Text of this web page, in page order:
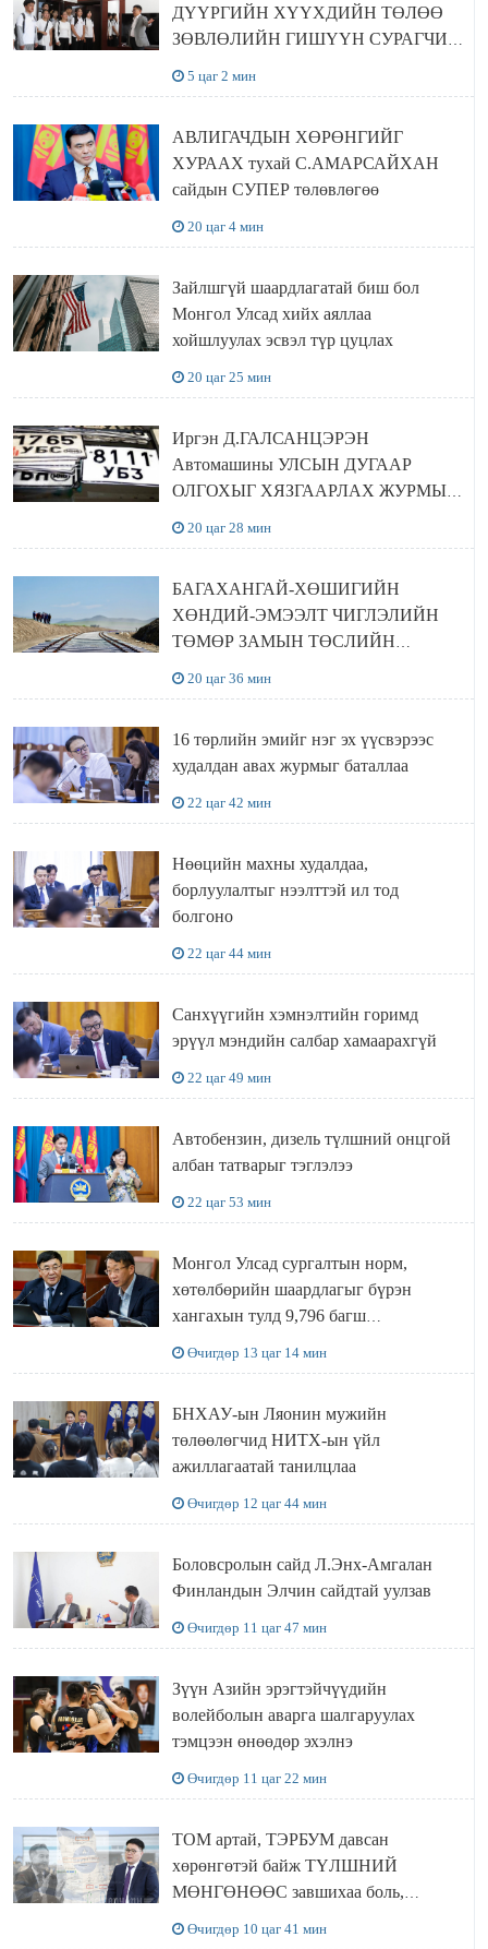
ДҮҮРГИЙН ХҮҮХДИЙН ТӨЛӨӨ
ЗӨВЛӨЛИЙН ГИШҮҮН СУРАГЧИД
5 цаг 2 мин
АВЛИГАЧДЫН ХӨРӨНГИЙГ
ХУРААХ тухай С.АМАРСАЙХАН
сайдын СУПЕР төлөвлөгөө
20 цаг 4 мин
Зайлшгүй шаардлагатай биш бол
Монгол Улсад хийх аяллаа
хойшлуулах эсвэл түр цуцлах
20 цаг 25 мин
Иргэн Д.ГАЛСАНЦЭРЭН
Автомашины УЛСЫН ДУГААР
ОЛГОХЫГ ХЯЗГААРЛАХ ЖУРМЫГ
20 цаг 28 мин
БАГАХАНГАЙ-ХӨШИГИЙН
ХӨНДИЙ-ЭМЭЭЛТ ЧИГЛЭЛИЙН
ТӨМӨР ЗАМЫН ТӨСЛИЙН
20 цаг 36 мин
16 төрлийн эмийг нэг эх үүсвэрээс
худалдан авах журмыг баталлаа
22 цаг 42 мин
Нөөцийн махны худалдаа,
борлуулалтыг нээлттэй ил тод
болгоно
22 цаг 44 мин
Санхүүгийн хэмнэлтийн горимд
эрүүл мэндийн салбар хамаарахгүй
22 цаг 49 мин
Автобензин, дизель түлшний онцгой
албан татварыг тэглэлээ
22 цаг 53 мин
Монгол Улсад сургалтын норм,
хөтөлбөрийн шаардлагыг бүрэн
хангахын тулд 9,796 багш
Өчигдөр 13 цаг 14 мин
БНХАУ-ын Ляонин мужийн
төлөөлөгчид НИТХ-ын үйл
ажиллагаатай танилцлаа
Өчигдөр 12 цаг 44 мин
Боловсролын сайд Л.Энх-Амгалан
Финландын Элчин сайдтай уулзав
Өчигдөр 11 цаг 47 мин
Зүүн Азийн эрэгтэйчүүдийн
волейболын аварга шалгаруулах
тэмцээн өнөөдөр эхэлнэ
Өчигдөр 11 цаг 22 мин
ТОМ артай, ТЭРБУМ давсан
хөрөнгөтэй байж ТҮЛШНИЙ
МӨНГӨНӨӨС завшихаа боль,
Өчигдөр 10 цаг 41 мин